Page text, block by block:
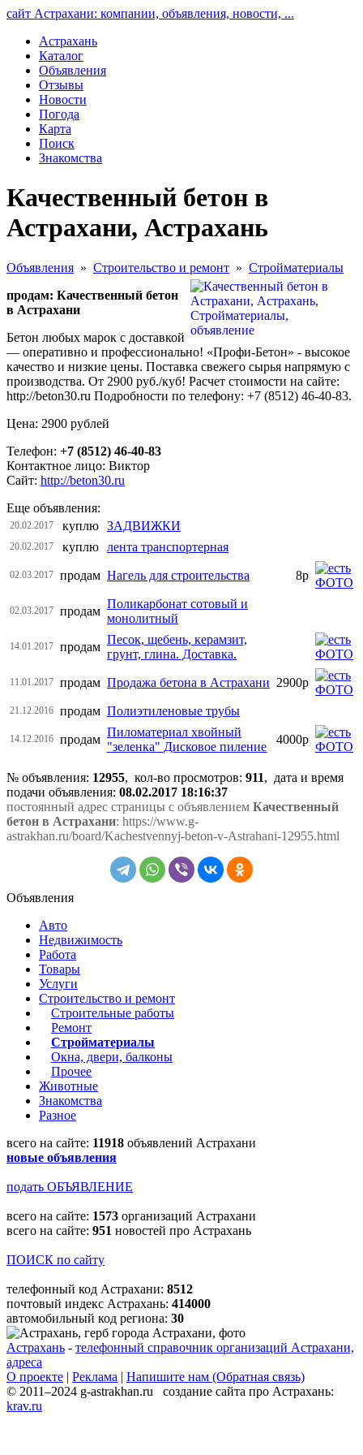
сайт Астрахани: компании, объявления, новости, ...
Астрахань
Каталог
Объявления
Отзывы
Новости
Погода
Карта
Поиск
Знакомства
Качественный бетон в
Астрахани, Астрахань
Объявления » Строительство и ремонт » Стройматериалы
продам: Качественный бетон
в Астрахани
Бетон любых марок с доставкой
— оперативно и профессионально! «Профи-Бетон» - высокое
качество и низкие цены. Поставка свежего сырья напрямую с
производства. От 2900 руб./куб! Расчет стоимости на сайте:
http://beton30.ru Подробности по телефону: +7 (8512) 46-40-83.
Цена: 2900 рублей
Телефон: +7 (8512) 46-40-83
Контактное лицо: Виктор
Сайт: http://beton30.ru
Еще объявления:
20.02.2017 куплю ЗАДВИЖКИ
20.02.2017 куплю лента транспортерная
02.03.2017 продам Нагель для строительства 8р
02.03.2017 продам
Поликарбонат сотовый и
монолитный
14.01.2017 продам
Песок, щебень, керамзит,
грунт, глина. Доставка.
11.01.2017 продам Продажа бетона в Астрахани 2900р
21.12.2016 продам Полиэтиленовые трубы
14.12.2016 продам
Пиломатериал хвойный
"зеленка" Дисковое пиление
4000р
№ объявления: 12955, кол-во просмотров: 911, дата и время
подачи объявления: 08.02.2017 18:16:37
постоянный адрес страницы с объявлением Качественный
бетон в Астрахани: https://www.g-
astrakhan.ru/board/Kachestvennyj-beton-v-Astrahani-12955.html
Объявления
Авто
Недвижимость
Работа
Товары
Услуги
Строительство и ремонт
Строительные работы
Ремонт
Стройматериалы
Окна, двери, балконы
Прочее
Животные
Знакомства
Разное
всего на сайте: 11918 объявлений Астрахани
новые объявления
подать ОБЪЯВЛЕНИЕ
всего на сайте: 1573 организаций Астрахани
всего на сайте: 951 новостей про Астрахань
ПОИСК по сайту
телефонный код Астрахани: 8512
почтовый индекс Астрахань: 414000
автомобильный код региона: 30
Астрахань - телефонный справочник организаций Астрахани,
адреса
О проекте | Реклама | Напишите нам (Обратная связь)
© 2011–2024 g-astrakhan.ru создание сайта про Астрахань:
krav.ru